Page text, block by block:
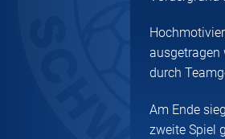
ausgetragen
durch
Am Ende
zweite Spiel